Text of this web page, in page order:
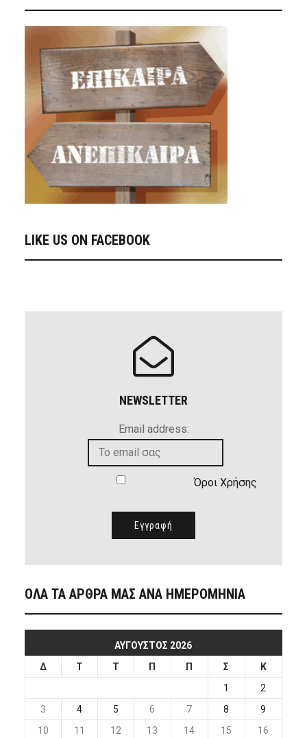
LIKE US ON FACEBOOK
NEWSLETTER
Email address:
Όροι Χρήσης
ΟΛΑ ΤΑ ΑΡΘΡΑ ΜΑΣ ΑΝΑ ΗΜΕΡΟΜΗΝΙΑ
ΑΎΓΟΥΣΤΟΣ 2026
Δ
Τ Τ Π Π Σ
Κ
1
2
3
4 5 6 7 8
9
10
11 12 13 14 15 16